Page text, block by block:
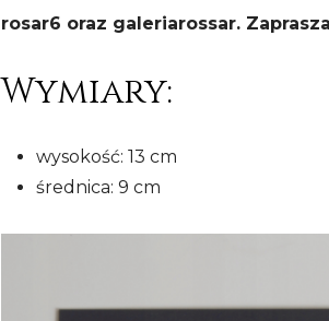
rosar6 oraz galeriarossar.
Wymiary:
wysokość: 13 cm
średnica: 9 cm